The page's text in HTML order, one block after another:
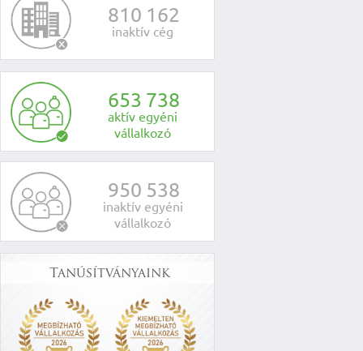
810 162
inaktív cég
653 738
aktív egyéni
vállalkozó
950 538
inaktív egyéni
vállalkozó
Tanúsítványaink